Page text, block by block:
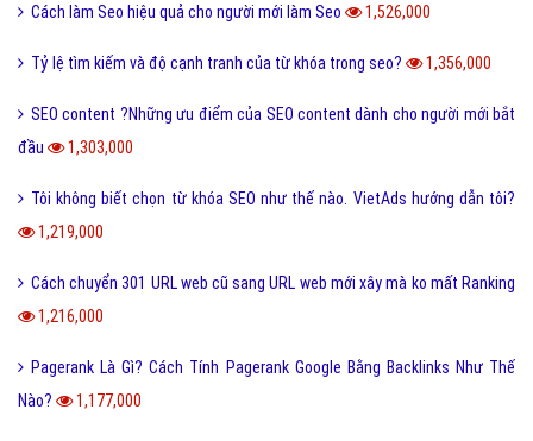
Cách làm Seo hiệu quả cho người mới làm Seo 1,526,000
Tỷ lệ tìm kiếm và độ cạnh tranh của từ khóa trong seo? 1,356,000
SEO content ?Những ưu điểm của SEO content dành cho người mới bắt
đầu
1,303,000
Tôi không biết chọn từ khóa SEO như thế nào. VietAds hướng dẫn tôi?
1,219,000
Cách chuyển 301 URL web cũ sang URL web mới xây mà ko mất Ranking
1,216,000
Pagerank Là Gì? Cách Tính Pagerank Google Bằng Backlinks Như Thế
Nào?
1,177,000